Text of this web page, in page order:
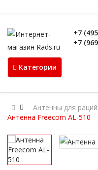
+7
+7
Категории
Антенны для раций
Антенна Freecom AL-510